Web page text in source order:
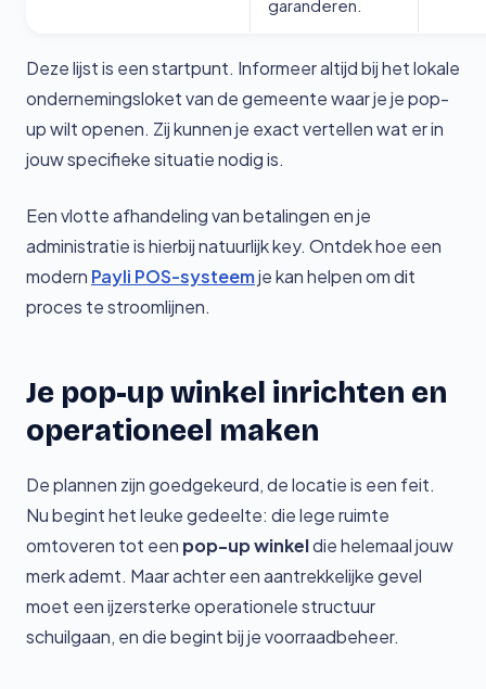
garanderen.
Deze lijst is een startpunt. Informeer altijd bij het lokale
ondernemingsloket van de gemeente waar je je pop-
up wilt openen. Zij kunnen je exact vertellen wat er in
jouw specifieke situatie nodig is.
Een vlotte afhandeling van betalingen en je
administratie is hierbij natuurlijk key. Ontdek hoe een
modern Payli POS-systeemje kan helpen om dit
proces te stroomlijnen.
Je pop-up winkel inrichten en
operationeel maken
De plannen zijn goedgekeurd, de locatie is een feit.
Nu begint het leuke gedeelte: die lege ruimte
omtoveren tot een pop-up winkeldie helemaal jouw
merk ademt. Maar achter een aantrekkelijke gevel
moet een ijzersterke operationele structuur
schuilgaan, en die begint bij je voorraadbeheer.